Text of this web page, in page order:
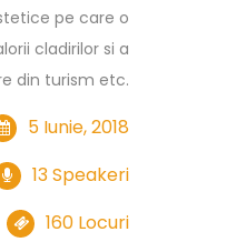
pe care o
cladirilor si a
din turism etc.
5 Iunie, 2018
13 Speakeri
160 Locuri